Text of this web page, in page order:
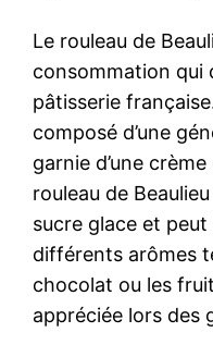
Le rouleau de
consommation qui
pâtisserie
composé d’une
garnie d’une
rouleau de
sucre glace et
différents arômes
chocolat ou les
appréciée lors des